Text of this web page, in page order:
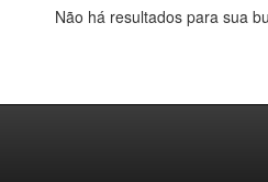
Não há resultados para sua